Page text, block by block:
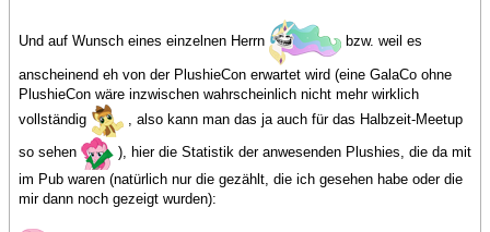
Und auf Wunsch eines einzelnen Herrn bzw. weil es
anscheinend eh von der PlushieCon erwartet wird (eine GalaCo ohne
PlushieCon wäre inzwischen wahrscheinlich nicht mehr wirklich
vollständig
, also kann man das ja auch für das Halbzeit-Meetup
so sehen
), hier die Statistik der anwesenden Plushies, die da mit
im Pub waren (natürlich nur die gezählt, die ich gesehen habe oder die
mir dann noch gezeigt wurden):